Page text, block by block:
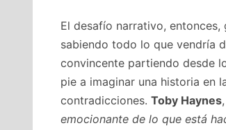
El desafío narrativo,
sabiendo todo lo que vendría
convincente partiendo desde
pie a imaginar una historia en
contradicciones. Toby Haynes
emocionante de lo que está